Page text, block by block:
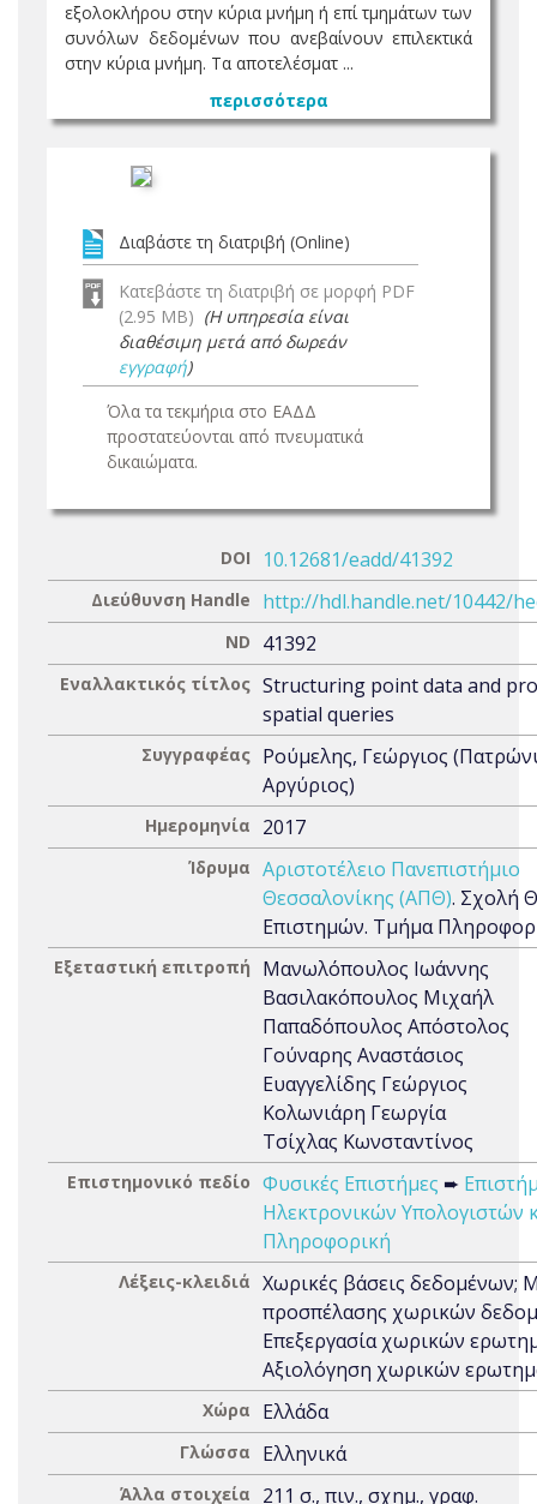
εξολοκλήρου στην κύρια μνήμη ή επί τμημάτων των
συνόλων δεδομένων που ανεβαίνουν επιλεκτικά
στην κύρια μνήμη. Τα αποτελέσματ ...
περισσότερα
Διαβάστε τη διατριβή (Online)
Κατεβάστε τη διατριβή σε μορφή PDF
(2.95 MB) (Η υπηρεσία είναι
διαθέσιμη μετά από δωρεάν
εγγραφή)
Όλα τα τεκμήρια στο ΕΑΔΔ
προστατεύονται από πνευματικά
δικαιώματα.
DOI 10.12681/eadd/41392
Διεύθυνση Handle http://hdl.handle.net/10442/
ND 41392
Εναλλακτικός τίτλος Structuring point data and
spatial queries
Συγγραφέας Ρούμελης, Γεώργιος
Αργύριος)
Ημερομηνία 2017
Ίδρυμα Αριστοτέλειο Πανεπιστήμιο
Θεσσαλονίκης (ΑΠΘ). Σχολή
Επιστημών. Τμήμα
Εξεταστική επιτροπή
Μανωλόπουλος Ιωάννης
Βασιλακόπουλος Μιχαήλ
Παπαδόπουλος Απόστολος
Γούναρης Αναστάσιος
Ευαγγελίδης Γεώργιος
Κολωνιάρη Γεωργία
Τσίχλας Κωνσταντίνος
Επιστημονικό πεδίο Φυσικές Επιστήμες ➨
Ηλεκτρονικών Υπολογιστών
Πληροφορική
Λέξεις-κλειδιά Χωρικές βάσεις δεδομένων;
προσπέλασης χωρικών
Επεξεργασία χωρικών
Αξιολόγηση χωρικών
Χώρα Ελλάδα
Γλώσσα Ελληνικά
Άλλα στοιχεία 211 σ., πιν., σχημ., γραφ.